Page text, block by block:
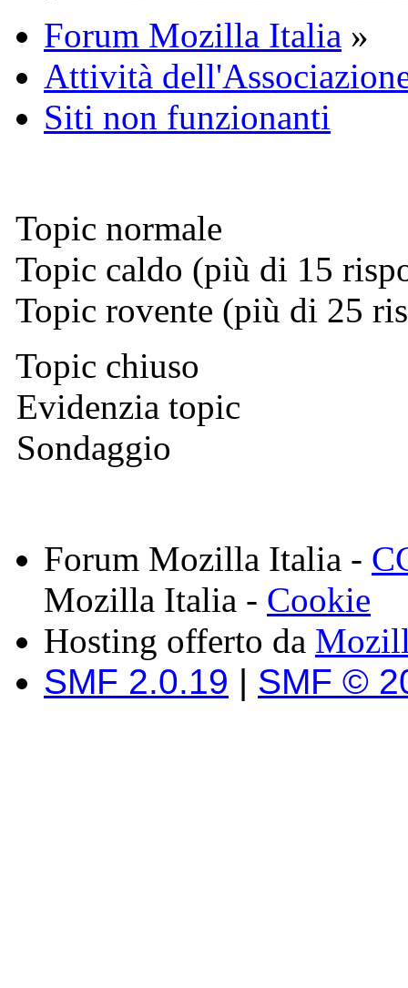
Forum Mozilla Italia »
Attività
Siti non funzionanti
Topic normale
Topic caldo (più di 15
Topic rovente (più di 25
Topic chiuso
Evidenzia topic
Sondaggio
Forum Mozilla Italia -
Mozilla Italia - Cookie
Hosting offerto da
SMF 2.0.19 | SMF ©